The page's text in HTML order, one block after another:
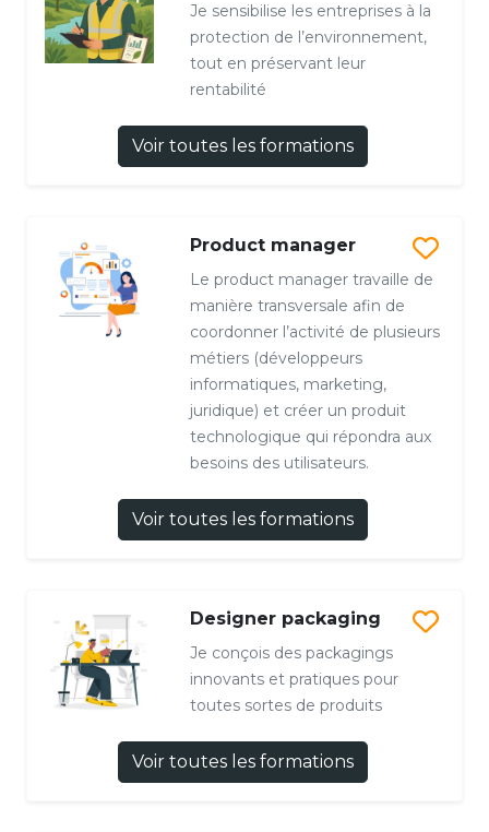
Je sensibilise les entreprises à la
protection de l’environnement,
tout en préservant leur
rentabilité
Voir toutes les formations
Product manager
Le product manager travaille de
manière transversale afin de
coordonner l’activité de plusieurs
métiers (développeurs
informatiques, marketing,
juridique) et créer un produit
technologique qui répondra aux
besoins des utilisateurs.
Voir toutes les formations
Designer packaging
Je conçois des packagings
innovants et pratiques pour
toutes sortes de produits
Voir toutes les formations